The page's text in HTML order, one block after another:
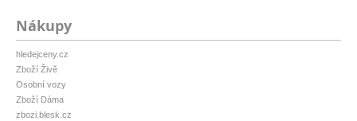
Nákupy
hledejceny.cz
Zboží Živě
Osobní vozy
Zboží Dáma
zbozi.blesk.cz